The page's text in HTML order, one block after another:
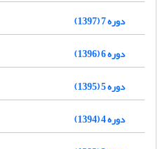
دوره 7 (1397)
دوره 6 (1396)
دوره 5 (1395)
دوره 4 (1394)